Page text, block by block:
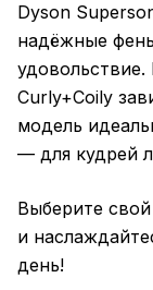
Dyson
надёжные
Curly+Coily
модель
— для кудрей
Выберите
и
день!